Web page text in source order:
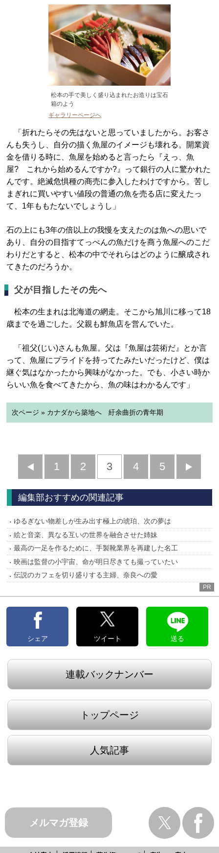
松本の手で美しく盛り込まれたお造りは宝石
箱のよう
ギャラリーページへ
「折れたらその先はないと思っていましたから。お客さ
んも失うし、自分の描く魚屋のイメージも壊れる。開業資
金を借りる時に、魚屋を始めると言ったら『えっ、魚
屋? これから始めるんですか?』って銀行の人に驚かれた
んです。絶滅危惧種の商売に参入したわけですから。苦し
まぎれに買いやすい値段の普通の魚を売る店に変えたっ
て、1年ももたないでしょうし」
石の上にも3年の倍以上の我慢を支えたのは魚への思いで
あり、自分の目指すてっぺんの魚だけを商う魚屋へのこだ
わりだとすると、松本の中でそれらはどのように醸成され
てきたのだろうか。
父が目指したその先へ
松本の生まれは北海道の網走。そこから旭川に移って18
歳までを過ごした。父親も鮮魚店を営んでいた。
「祖父(じい)さんも魚屋。父は『魚屋は芸術だ』とか言
って、魚屋にプライドを持ってたみたいだったけど、僕は
継ぐ気はなかったから興味がなかった。でも、小さい時か
らいい魚を食べてきたから、魚の味はわかるんです」
次ページ » カナダから築地へ 紆余曲折の青年期
前
へ
1 2 3 4 5
へ
編集部おすすめの関連記事
ゆるぎない物差しが生み出す極上の琥珀、次の夢は
絵と音楽、異なる互いの世界を融合させた姉妹
最高の一足を作るために、手製靴業界を再建した名工
映画は監督の小宇宙、命が明日尽きても撮っていたい
伝説のカフェを切り盛りする主婦、奈良への愛
PR
シェア ツイート 送る
連載バックナンバー
トップページ
人気記事
メルマガ登録